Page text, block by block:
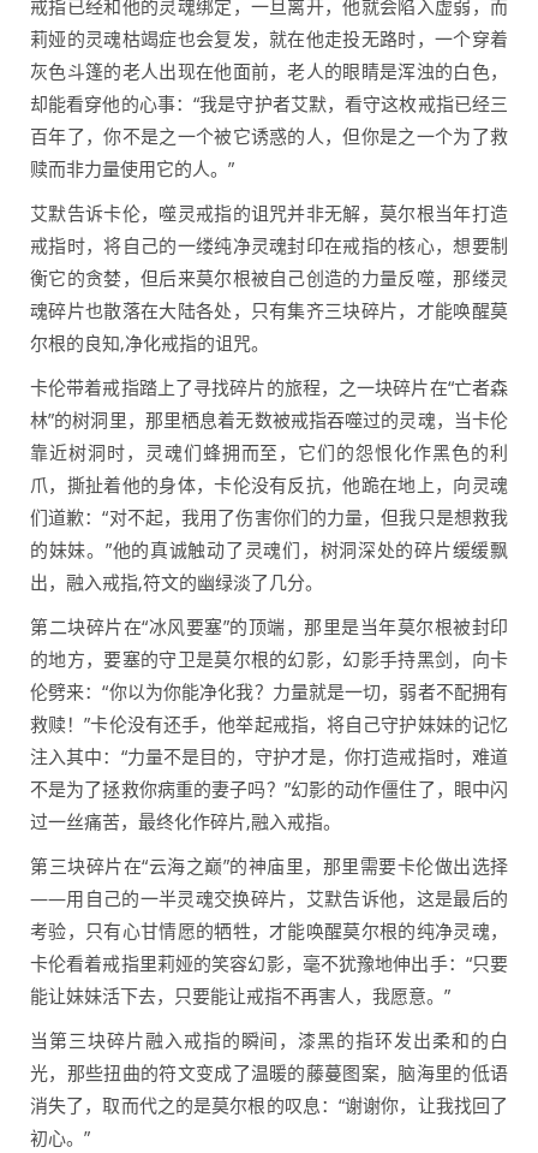
戒指已经和他的灵魂绑定，一旦离开，他就会陷入虚弱，而
莉娅的灵魂枯竭症也会复发，就在他走投无路时，一个穿着
灰色斗篷的老人出现在他面前，老人的眼睛是浑浊的白色，
却能看穿他的心事：“我是守护者艾默，看守这枚戒指已经三
百年了，你不是之一个被它诱惑的人，但你是之一个为了救
赎而非力量使用它的人。”
艾默告诉卡伦，噬灵戒指的诅咒并非无解，莫尔根当年打造
戒指时，将自己的一缕纯净灵魂封印在戒指的核心，想要制
衡它的贪婪，但后来莫尔根被自己创造的力量反噬，那缕灵
魂碎片也散落在大陆各处，只有集齐三块碎片，才能唤醒莫
尔根的良知,净化戒指的诅咒。
卡伦带着戒指踏上了寻找碎片的旅程，之一块碎片在“亡者森
林”的树洞里，那里栖息着无数被戒指吞噬过的灵魂，当卡伦
靠近树洞时，灵魂们蜂拥而至，它们的怨恨化作黑色的利
爪，撕扯着他的身体，卡伦没有反抗，他跪在地上，向灵魂
们道歉：“对不起，我用了伤害你们的力量，但我只是想救我
的妹妹。”他的真诚触动了灵魂们，树洞深处的碎片缓缓飘
出，融入戒指,符文的幽绿淡了几分。
第二块碎片在“冰风要塞”的顶端，那里是当年莫尔根被封印
的地方，要塞的守卫是莫尔根的幻影，幻影手持黑剑，向卡
伦劈来：“你以为你能净化我？力量就是一切，弱者不配拥有
救赎！”卡伦没有还手，他举起戒指，将自己守护妹妹的记忆
注入其中：“力量不是目的，守护才是，你打造戒指时，难道
不是为了拯救你病重的妻子吗？”幻影的动作僵住了，眼中闪
过一丝痛苦，最终化作碎片,融入戒指。
第三块碎片在“云海之巅”的神庙里，那里需要卡伦做出选择
——用自己的一半灵魂交换碎片，艾默告诉他，这是最后的
考验，只有心甘情愿的牺牲，才能唤醒莫尔根的纯净灵魂，
卡伦看着戒指里莉娅的笑容幻影，毫不犹豫地伸出手：“只要
能让妹妹活下去，只要能让戒指不再害人，我愿意。”
当第三块碎片融入戒指的瞬间，漆黑的指环发出柔和的白
光，那些扭曲的符文变成了温暖的藤蔓图案，脑海里的低语
消失了，取而代之的是莫尔根的叹息：“谢谢你，让我找回了
初心。”